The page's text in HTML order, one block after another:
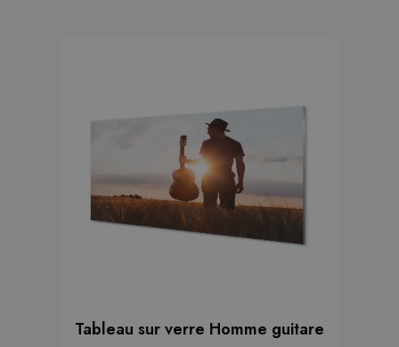
Tableau sur verre Homme guitare